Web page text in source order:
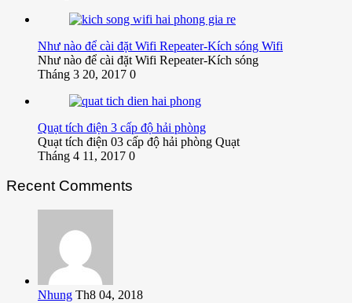
Như nào để cài đặt Wifi Repeater-Kích sóng Wifi
Như nào để cài đặt Wifi Repeater-Kích sóng
Tháng 3 20, 2017 0
Quạt tích điện 3 cấp độ hải phòng
Quạt tích điện 03 cấp độ hải phòng Quạt
Tháng 4 11, 2017 0
Recent Comments
Nhung Th8 04, 2018